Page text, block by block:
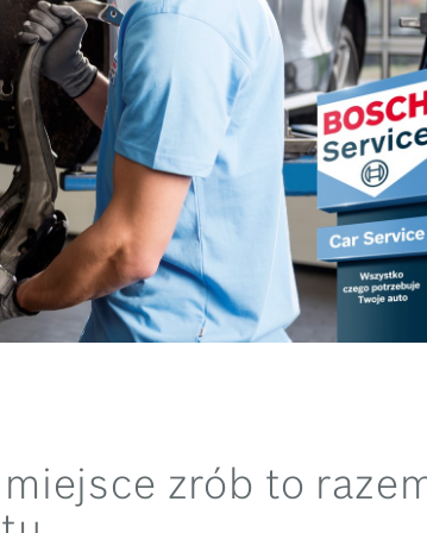
zrób to